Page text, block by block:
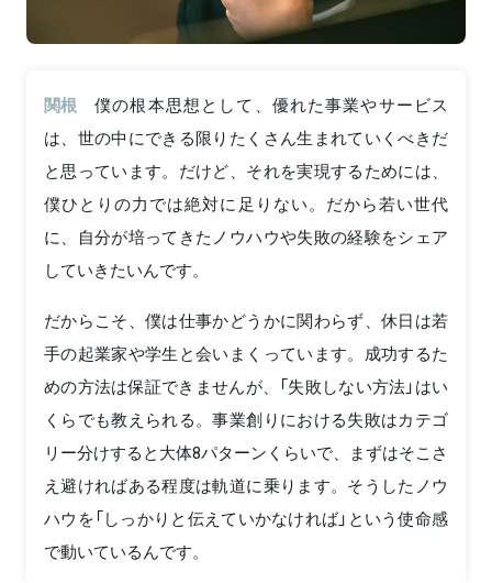
関根
僕の根本思想として、優れた事業やサービス
は、世の中にできる限りたくさん生まれていくべきだ
と思っています。だけど、それを実現するためには、
僕ひとりの力では絶対に足りない。だから若い世代
に、自分が培ってきたノウハウや失敗の経験をシェア
していきたいんです。
だからこそ、僕は仕事かどうかに関わらず、休日は若
手の起業家や学生と会いまくっています。成功するた
めの方法は保証できませんが、「失敗しない方法」はい
くらでも教えられる。事業創りにおける失敗はカテゴ
リー分けすると大体8パターンくらいで、まずはそこさ
え避ければある程度は軌道に乗ります。そうしたノウ
ハウを「しっかりと伝えていかなければ」という使命感
で動いているんです。